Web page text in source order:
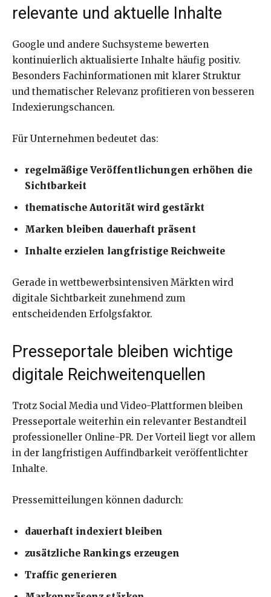
relevante und aktuelle Inhalte
Google und andere Suchsysteme bewerten
kontinuierlich aktualisierte Inhalte häufig positiv.
Besonders Fachinformationen mit klarer Struktur
und thematischer Relevanz profitieren von besseren
Indexierungschancen.
Für Unternehmen bedeutet das:
regelmäßige Veröffentlichungen erhöhen die
Sichtbarkeit
thematische Autorität wird gestärkt
Marken bleiben dauerhaft präsent
Inhalte erzielen langfristige Reichweite
Gerade in wettbewerbsintensiven Märkten wird
digitale Sichtbarkeit zunehmend zum
entscheidenden Erfolgsfaktor.
Presseportale bleiben wichtige
digitale Reichweitenquellen
Trotz Social Media und Video-Plattformen bleiben
Presseportale weiterhin ein relevanter Bestandteil
professioneller Online-PR. Der Vorteil liegt vor allem
in der langfristigen Auffindbarkeit veröffentlichter
Inhalte.
Pressemitteilungen können dadurch:
dauerhaft indexiert bleiben
zusätzliche Rankings erzeugen
Traffic generieren